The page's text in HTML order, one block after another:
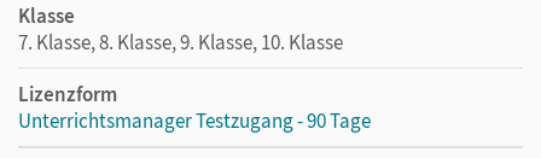
Klasse
7. Klasse, 8. Klasse, 9. Klasse, 10. Klasse
Lizenzform
Unterrichtsmanager Testzugang - 90 Tage